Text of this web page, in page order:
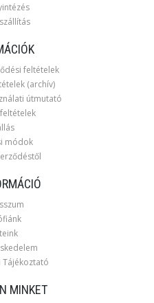
feltételek
(archív)
útmutató
módok
Tájékoztató
MINKET